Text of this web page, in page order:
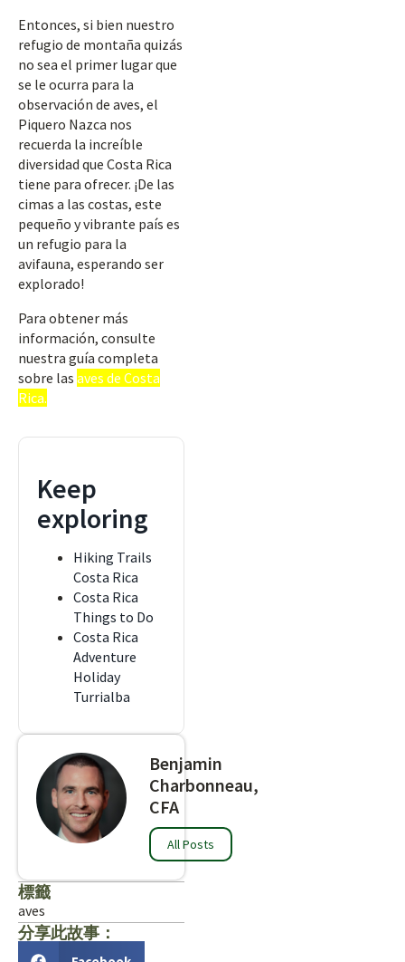
Entonces, si bien nuestro
refugio de montaña quizás
no sea el primer lugar que
se le ocurra para la
observación de aves, el
Piquero Nazca nos
recuerda la increíble
diversidad que Costa Rica
tiene para ofrecer. ¡De las
cimas a las costas, este
pequeño y vibrante país es
un refugio para la
avifauna, esperando ser
explorado!
Para obtener más
información, consulte
nuestra guía completa
sobre las aves de Costa
Rica.
Keep
exploring
Hiking Trails
Costa Rica
Costa Rica
Things to Do
Costa Rica
Adventure
Holiday
Turrialba
Benjamin
Charbonneau,
CFA
All Posts
標籤
aves
分享此故事：